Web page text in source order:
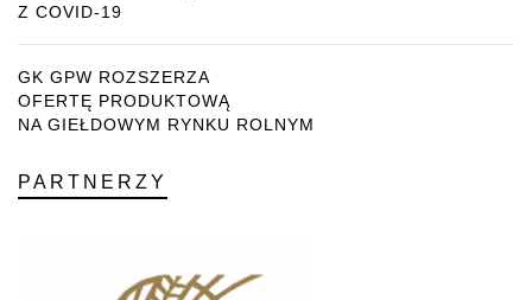
Z COVID-19
GK GPW ROZSZERZA
OFERTĘ PRODUKTOWĄ
NA GIEŁDOWYM RYNKU ROLNYM
PARTNERZY